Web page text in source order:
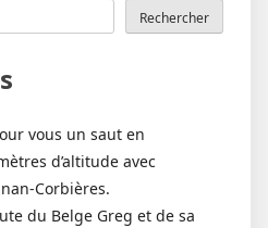
Rechercher
vous un saut en
d’altitude avec
Corbières.
du Belge Greg et de sa